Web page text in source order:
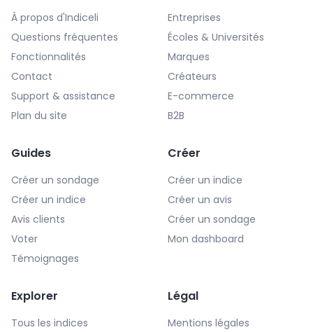
À propos d'Indiceli
Questions fréquentes
Fonctionnalités
Contact
Support & assistance
Plan du site
Entreprises
Écoles & Universités
Marques
Créateurs
E-commerce
B2B
Guides
Créer un sondage
Créer un indice
Avis clients
Voter
Témoignages
Créer
Créer un indice
Créer un avis
Créer un sondage
Mon dashboard
Explorer
Tous les indices
Légal
Mentions légales